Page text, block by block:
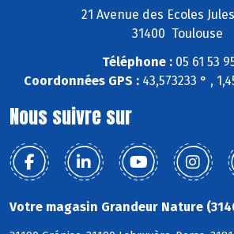
21 Avenue des Ecoles
31400 Toulouse
Téléphone :05 61 53
Coordonnées GPS : 43,573233 ° ,
Nous suivre sur
Votre magasin Grandeur Nature